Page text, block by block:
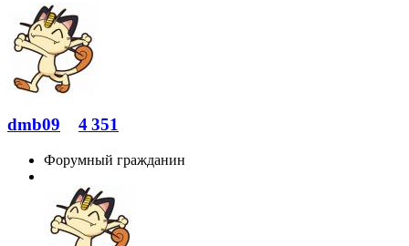
dmb09 4 351
Форумный гражданин